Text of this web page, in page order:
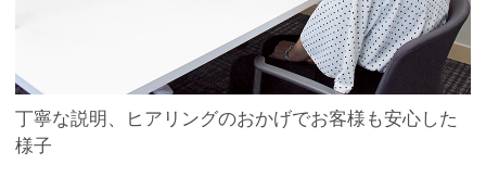
丁寧な説明、ヒアリングのおかげでお客様も安心した
様子